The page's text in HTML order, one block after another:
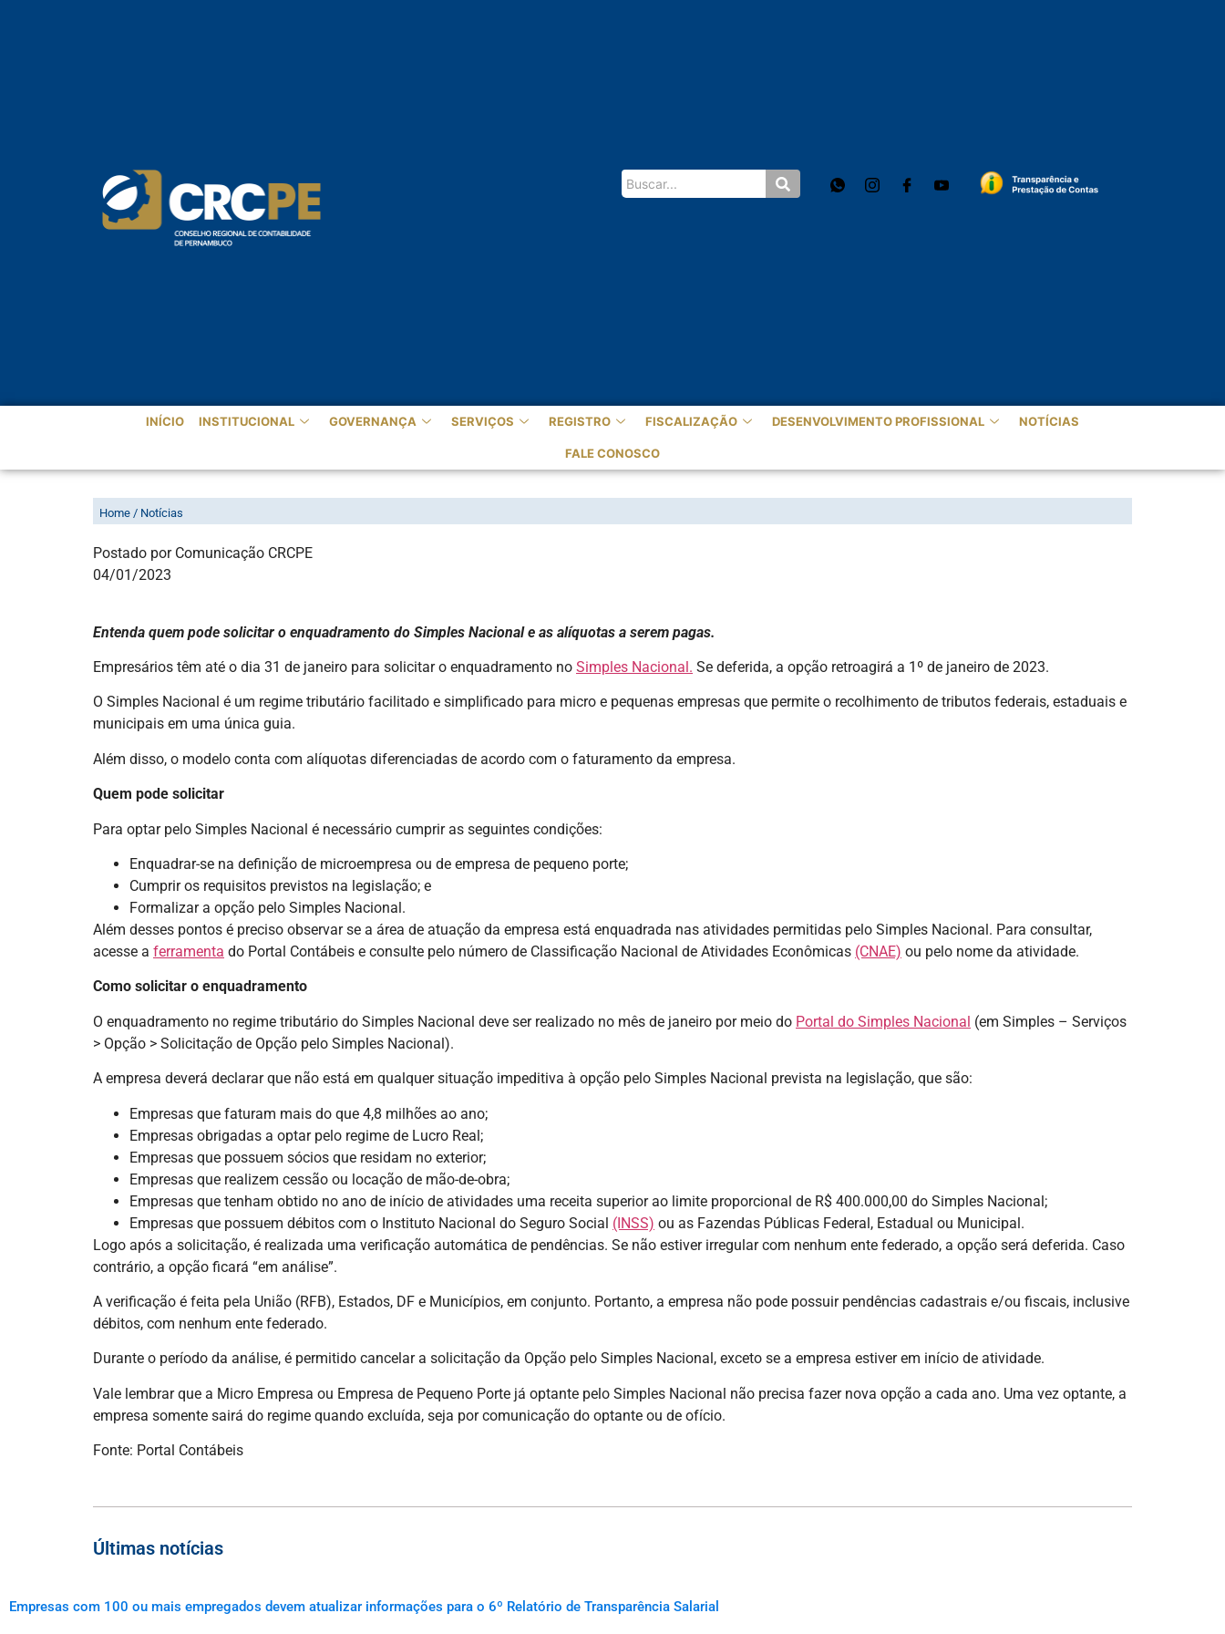
INÍCIO INSTITUCIONAL GOVERNANÇA SERVIÇOS REGISTRO FISCALIZAÇÃO DESENVOLVIMENTO PROFISSIONAL NOTÍCIAS
FALE CONOSCO
SIMPLES NACIONAL: SAIBA QUEM PODE SOLICITAR O ENQUADRAMENTO EM 2023
Home / Notícias
Postado por Comunicação CRCPE
04/01/2023
Entenda quem pode solicitar o enquadramento do Simples Nacional e as alíquotas a serem pagas.
Empresários têm até o dia 31 de janeiro para solicitar o enquadramento no Simples Nacional. Se deferida, a opção retroagirá a 1º de janeiro de 2023.
O Simples Nacional é um regime tributário facilitado e simplificado para micro e pequenas empresas que permite o recolhimento de tributos federais, estaduais e
municipais em uma única guia.
Além disso, o modelo conta com alíquotas diferenciadas de acordo com o faturamento da empresa.
Quem pode solicitar
Para optar pelo Simples Nacional é necessário cumprir as seguintes condições:
Enquadrar-se na definição de microempresa ou de empresa de pequeno porte;
Cumprir os requisitos previstos na legislação; e
Formalizar a opção pelo Simples Nacional.
Além desses pontos é preciso observar se a área de atuação da empresa está enquadrada nas atividades permitidas pelo Simples Nacional. Para consultar,
acesse a ferramenta do Portal Contábeis e consulte pelo número de Classificação Nacional de Atividades Econômicas (CNAE) ou pelo nome da atividade.
Como solicitar o enquadramento
O enquadramento no regime tributário do Simples Nacional deve ser realizado no mês de janeiro por meio do Portal do Simples Nacional (em Simples – Serviços
> Opção > Solicitação de Opção pelo Simples Nacional).
A empresa deverá declarar que não está em qualquer situação impeditiva à opção pelo Simples Nacional prevista na legislação, que são:
Empresas que faturam mais do que 4,8 milhões ao ano;
Empresas obrigadas a optar pelo regime de Lucro Real;
Empresas que possuem sócios que residam no exterior;
Empresas que realizem cessão ou locação de mão-de-obra;
Empresas que tenham obtido no ano de início de atividades uma receita superior ao limite proporcional de R$ 400.000,00 do Simples Nacional;
Empresas que possuem débitos com o Instituto Nacional do Seguro Social (INSS) ou as Fazendas Públicas Federal, Estadual ou Municipal.
Logo após a solicitação, é realizada uma verificação automática de pendências. Se não estiver irregular com nenhum ente federado, a opção será deferida. Caso
contrário, a opção ficará “em análise”.
A verificação é feita pela União (RFB), Estados, DF e Municípios, em conjunto. Portanto, a empresa não pode possuir pendências cadastrais e/ou fiscais, inclusive
débitos, com nenhum ente federado.
Durante o período da análise, é permitido cancelar a solicitação da Opção pelo Simples Nacional, exceto se a empresa estiver em início de atividade.
Vale lembrar que a Micro Empresa ou Empresa de Pequeno Porte já optante pelo Simples Nacional não precisa fazer nova opção a cada ano. Uma vez optante, a
empresa somente sairá do regime quando excluída, seja por comunicação do optante ou de ofício.
Fonte: Portal Contábeis
Últimas notícias
Empresas com 100 ou mais empregados devem atualizar informações para o 6º Relatório de Transparência Salarial